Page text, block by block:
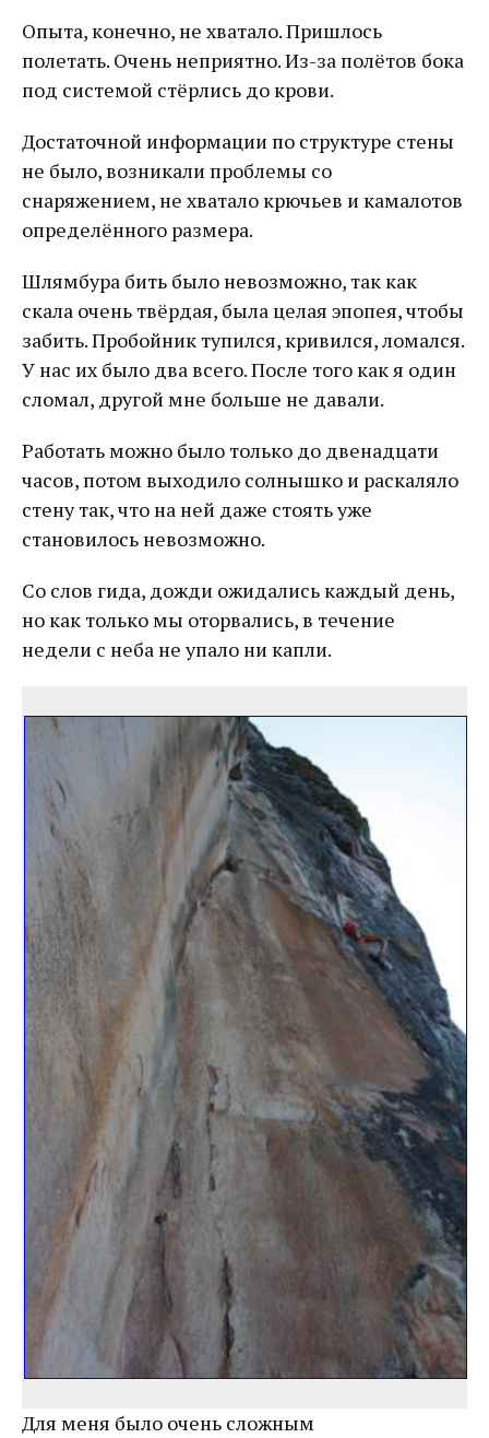
Опыта, конечно, не хватало. Пришлось
полетать. Очень неприятно. Из-за полётов бока
под системой стёрлись до крови.
Достаточной информации по структуре стены
не было, возникали проблемы со
снаряжением, не хватало крючьев и камалотов
определённого размера.
Шлямбура бить было невозможно, так как
скала очень твёрдая, была целая эпопея, чтобы
забить. Пробойник тупился, кривился, ломался.
У нас их было два всего. После того как я один
сломал, другой мне больше не давали.
Работать можно было только до двенадцати
часов, потом выходило солнышко и раскаляло
стену так, что на ней даже стоять уже
становилось невозможно.
Со слов гида, дожди ожидались каждый день,
но как только мы оторвались, в течение
недели с неба не упало ни капли.
Для меня было очень сложным